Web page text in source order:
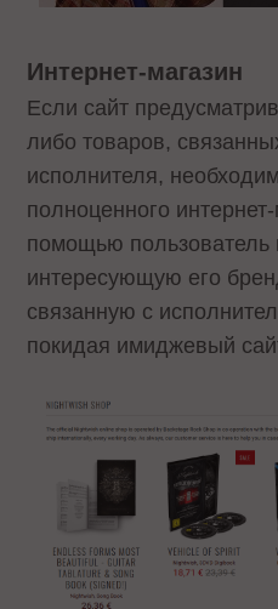
Интернет-магазин
Если сайт
либо товаров,
исполнителя,
полноценного
помощью пользователь
интересующую его
связанную с
покидая имиджевый